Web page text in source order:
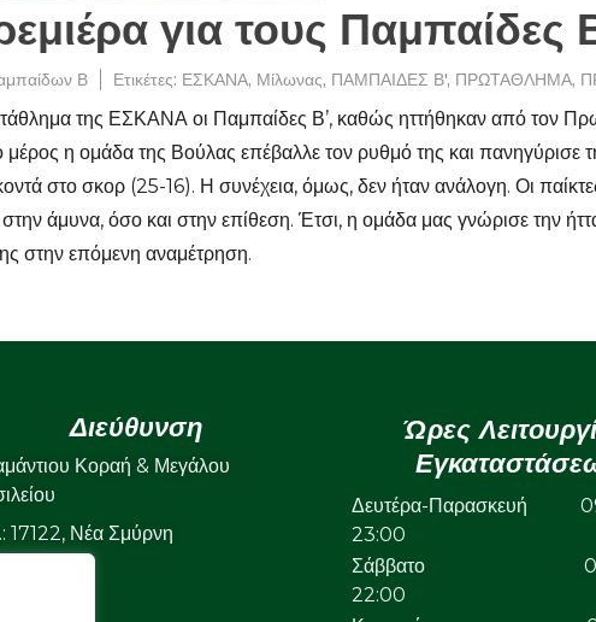
για τους Παμπαίδες
Β Ετικέτες: ΕΣΚΑΝΑ, Μίλωνας, ΠΑΜΠΑΙΔΕΣ Β', ΠΡΩΤΑΘΛΗΜΑ,
της ΕΣΚΑΝΑ οι Παμπαίδες Β’, καθώς ηττήθηκαν από τον
μέρος η ομάδα της Βούλας επέβαλλε τον ρυθμό της και πανηγύρισε
στο σκορ (25-16). Η συνέχεια, όμως, δεν ήταν ανάλογη. Οι
άμυνα, όσο και στην επίθεση. Έτσι, η ομάδα μας γνώρισε την
στην επόμενη αναμέτρηση.
Διεύθυνση
Κοραή & Μεγάλου
17122, Νέα Σμύρνη
Ώρες
Δευτέρα-Παρασκευή
23:00
Σάββατο
22:00